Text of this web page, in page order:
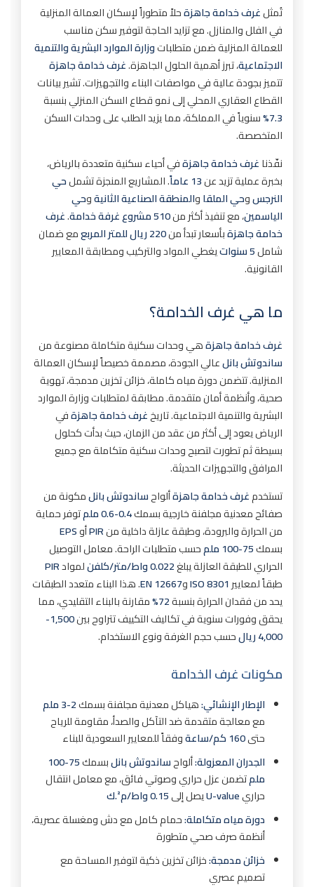
المرحلة الثالثة: التركيب والتشطيبات (2-3 أيام)
الأخطاء الشائعة وحلولها
أمثلة مشاريع غرف خدامة جاهزة في الرياض
مشروع غرفة خدامة في حي النرجس
مشروع غرفة خدامة في حي الملقا
مشروع غرف خدامة مزدوجة في المنطقة الصناعية
الثانية
عيوب غرف خدامة جاهزة وحلولها
التكلفة الأولية
الحاجة للصيانة الدورية
الأسئلة الشائعة حول غرف خدامة جاهزة
1. ما الفرق بين غرف خدامة جاهزة والبناء
التقليدي؟
2026؟
4. ما مدى مقاومة غرف خدامة جاهزة للعوامل
الجوية في الرياض؟
5. هل يمكن تخصيص تصميم غرف خدامة جاهزة؟
6. ما مدة الضمان على غرف خدامة جاهزة؟
7. هل يمكن نقل غرف خدامة جاهزة وإعادة
تركيبها؟
8. ما هي أفضل سماكة عزل لغرف خدامة جاهزة
في الرياض؟
9. هل تحتاج غرف خدامة جاهزة لموافقات من
البلدية؟
10. ما الفرق بين غرف خدامة جاهزة أساسية
وفاخرة؟
11. هل يمكن إضافة مطبخ صغير في غرف خدامة
جاهزة؟
12. ما هي أفضل المواد المستخدمة في غرف
خدامة جاهزة؟
13. كم تستغرق عملية تصنيع غرف خدامة جاهزة؟
السطح؟
15. ما هي تكلفة الصيانة الدورية لغرف خدامة
جاهزة؟
خلاصة: غرف خدامة جاهزة في الرياض
تُمثلغرف خدامة جاهزةحلاً متطوراً لإسكان العمالة المنزلية
في الفلل والمنازل. مع تزايد الحاجة لتوفير سكن مناسب
للعمالة المنزلية ضمن متطلباتوزارة الموارد البشرية والتنمية
الاجتماعية، تبرز أهمية الحلول الجاهزة.غرف خدامة جاهزة
تتميز بجودة عالية في مواصفات البناء والتجهيزات. تشير بيانات
القطاع العقاري المحلي إلى نمو قطاع السكن المنزلي بنسبة
7.3% سنوياً في المملكة، مما يزيد الطلب على وحدات السكن
المتخصصة.
نفّذناغرف خدامة جاهزةفي أحياء سكنية متعددة بالرياض،
بخبرة عملية تزيد عن13 عاماً . المشاريع المنجزة تشملحي
النرجسوحي الملقاوالمنطقة الصناعية الثانيةوحي
الياسمين، مع تنفيذ أكثر من510 مشروع غرفة خدامة .غرف
خدامة جاهزةبأسعار تبدأ من220 ريال للمتر المربع
مع ضمان
شامل5 سنوات
يغطي المواد والتركيب ومطابقة المعايير
القانونية.
ما هي غرف الخدامة؟
غرف خدامة جاهزةهي وحدات سكنية متكاملة مصنوعة من
ساندوتش بانلعالي الجودة، مصممة خصيصاً لإسكان العمالة
المنزلية. تتضمن دورة مياه كاملة، خزائن تخزين مدمجة، تهوية
صحية، وأنظمة أمان متقدمة. مطابقة لمتطلبات وزارة الموارد
البشرية والتنمية الاجتماعية. تاريخغرف خدامة جاهزةفي
الرياض يعود إلى أكثر من عقد من الزمان، حيث بدأت كحلول
بسيطة ثم تطورت لتصبح وحدات سكنية متكاملة مع جميع
المرافق والتجهيزات الحديثة.
تستخدمغرف خدامة جاهزةألواحساندوتش بانلمكونة من
صفائح معدنية مجلفنة خارجية بسمك0.4-0.6 ملم
توفر حماية
من الحرارة والبرودة، وطبقة عازلة داخلية منPIRأوEPS
بسمك75-100 ملم
حسب متطلبات الراحة. معامل التوصيل
الحراري للطبقة العازلة يبلغ0.022 واط/متر/كلفن لموادPIR
طبقاً لمعايير ISO 8301وEN 12667. هذا البناء متعدد الطبقات
يحد من فقدان الحرارة بنسبة72% مقارنة بالبناء التقليدي، مما
يحقق وفورات سنوية في تكاليف التكييف تتراوح بين
1,500-
4,000 ريال
حسب حجم الغرفة ونوع الاستخدام.
مكونات غرف الخدامة
الإطار الإنشائي:هياكل معدنية مجلفنة بسمك2-3 ملم
مع معالجة متقدمة ضد التآكل والصدأ، مقاومة للرياح
حتى160 كم/ساعة
وفقاً للمعايير السعودية للبناء
الجدران المعزولة:ألواحساندوتش بانلبسمك
75-100
ملمتضمن عزل حراري وصوتي فائق، مع معامل انتقال
حراريU-valueيصل إلى0.15 واط/م².ك
دورة مياه متكاملة:حمام كامل مع دش ومغسلة عصرية،
أنظمة صرف صحي متطورة
خزائن مدمجة:خزائن تخزين ذكية لتوفير المساحة مع
تصميم عصري